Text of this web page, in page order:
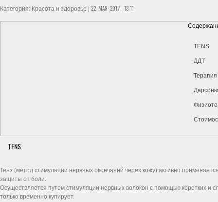
Категория: Красота и здоровье | 22 МАЯ 2017, 13:11
TENS
ДДТ
Терапия
TENS
Тенз (метод стимуляции нервных окончаний через кожу) активно
защиты от боли.
Осуществляется путем стимуляции нервных волокон с помощью коротких и
только временно купирует.